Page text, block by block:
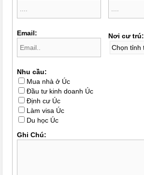
Email: Nơi cư trú:
Nhu cầu:
Mua nhà ở Úc
Đầu tư kinh doanh Úc
Định cư Úc
Làm visa Úc
Du học Úc
Ghi Chú: